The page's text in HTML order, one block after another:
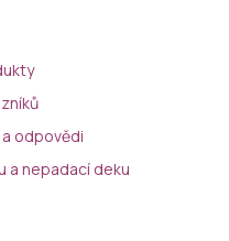
odpovědi
a nepadací deku